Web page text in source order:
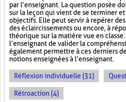
par l’enseignant. La question posée
sur la leçon qui vient de se terminer
objectifs. Elle peut servir à repérer
des éclaircissements ou encore, à
théorique sur la matière vue en
l’enseignant de valider la
également permettre à ces derniers
notions enseignées à l’enseignant.
Réflexion individuelle (31)
Rétroaction (4)